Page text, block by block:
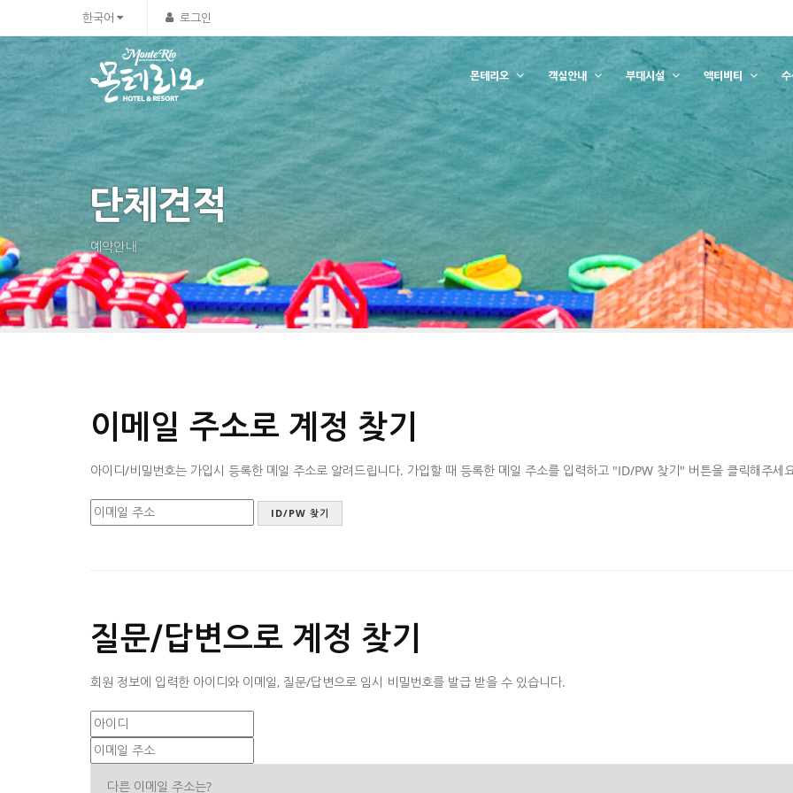
한국어 로그인
몬테리오 객실안내 부대시설 액티비티
단체견적
예약안내
이메일 주소로 계정 찾기
아이디/비밀번호는 가입시 등록한 메일 주소로 알려드립니다. 가입할 때 등록한 메일 주소를 입력하고 "ID/PW 찾기" 버튼을 클릭해주세
질문/답변으로 계정 찾기
회원 정보에 입력한 아이디와 이메일, 질문/답변으로 임시 비밀번호를 발급 받을 수 있습니다.